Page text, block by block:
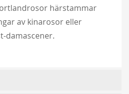
härstammar
av kinarosor eller
damascener.